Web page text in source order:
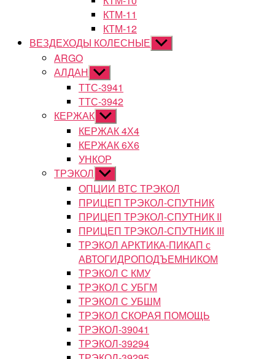
КТМ-11
КТМ-12
ВЕЗДЕХОДЫ КОЛЕСНЫЕ Показывать
подменю
ARGO
АЛДАН Показывать
подменю
ТТС-3941
ТТС-3942
КЕРЖАК Показывать
подменю
КЕРЖАК 4Х4
КЕРЖАК 6Х6
УНКОР
ТРЭКОЛ Показывать
подменю
ОПЦИИ ВТС ТРЭКОЛ
ПРИЦЕП ТРЭКОЛ-СПУТНИК
ПРИЦЕП ТРЭКОЛ-СПУТНИК II
ПРИЦЕП ТРЭКОЛ-СПУТНИК III
ТРЭКОЛ АРКТИКА-ПИКАП с
АВТОГИДРОПОДЪЕМНИКОМ
ТРЭКОЛ С КМУ
ТРЭКОЛ С УБГМ
ТРЭКОЛ С УБШМ
ТРЭКОЛ СКОРАЯ ПОМОЩЬ
ТРЭКОЛ-39041
ТРЭКОЛ-39294